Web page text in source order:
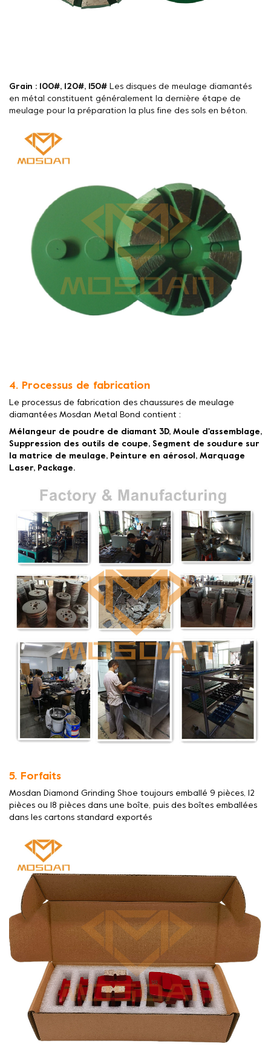
Grain : 100#, 120#, 150#
Les disques de meulage diamantés
en métal constituent généralement la dernière étape de
meulage pour la préparation la plus fine des sols en béton.
4. Processus de fabrication
Le processus de fabrication des chaussures de meulage
diamantées Mosdan Metal Bond contient :
Mélangeur de poudre de diamant 3D, Moule d'assemblage,
Suppression des outils de coupe, Segment de soudure sur
la matrice de meulage, Peinture en aérosol, Marquage
Laser, Package.
5. Forfaits
Mosdan Diamond Grinding Shoe toujours emballé 9 pièces, 12
pièces ou 18 pièces dans une boîte, puis des boîtes emballées
dans les cartons standard exportés